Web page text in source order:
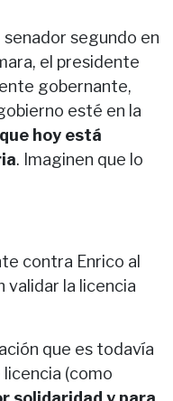
senador segundo en
el presidente
gobernante,
esté en la
que hoy está
. Imaginen que lo
contra Enrico al
validar la licencia
que es todavía
(como